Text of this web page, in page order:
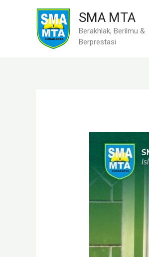
SMA MTA
Berakhlak, Berilmu &
Berprestasi